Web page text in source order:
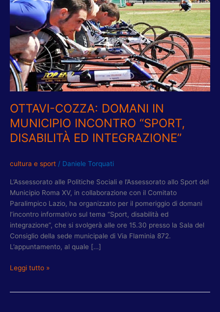
OTTAVI-COZZA: DOMANI IN
MUNICIPIO INCONTRO “SPORT,
DISABILITÀ ED INTEGRAZIONE”
cultura e sport / Daniele Torquati
L’Assessorato alle Politiche Sociali e l’Assessorato allo Sport del
Municipio Roma XV, in collaborazione con il Comitato
Paralimpico Lazio, ha organizzato per il pomeriggio di domani
l’incontro informativo sul tema “Sport, disabilità ed
integrazione”, che si svolgerà alle ore 15.30 presso la Sala del
Consiglio della sede municipale di Via Flaminia 872.
L’appuntamento, al quale […]
MUNICIPIO
INCONTRO
“SPORT,
DISABILITÀ
ED
INTEGRAZIONE”
Leggi tutto »